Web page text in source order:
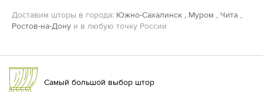
Доставим шторы в города: Южно-Сахалинск , Муром , Чита ,
Ростов-на-Дону и в любую точку России
Самый большой выбор штор